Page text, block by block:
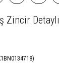
Zincir